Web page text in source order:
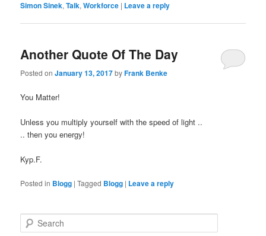
Simon Sinek,Talk,Workforce | Leave a reply
Another Quote Of The Day
Posted onJanuary 13, 2017byFrank Benke
You Matter!
Unless you multiply yourself with the speed of light ..
.. then you energy!
Kyp.F.
Posted in Blogg |Tagged Blogg | Leave a reply
e